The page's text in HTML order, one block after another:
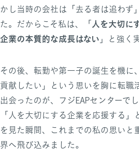
かし当時の会社は「去る者は追わず
た。だからこそ私は、「人を大切に
企業の本質的な成長はない 」と強く
その後、転勤や第一子の誕生を機に
貢献したい」という思いを胸に転職
出会ったのが、フジEAPセンターで
「人を大切にする企業を応援する」
を見た瞬間、これまでの私の思いと
界へ飛び込みました。